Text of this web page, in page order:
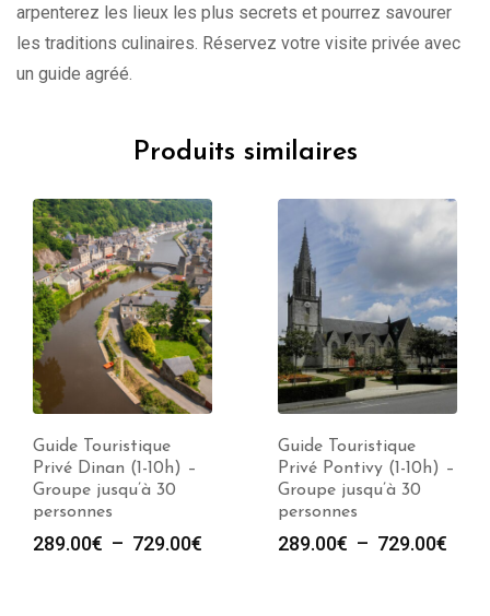
arpenterez les lieux les plus secrets et pourrez savourer
les traditions culinaires. Réservez votre visite privée avec
un guide agréé.
Produits similaires
Guide Touristique
Privé Dinan (1-10h) –
Groupe jusqu’à 30
personnes
289.00€ – 729.00€
Guide Touristique
Privé Pontivy (1-10h) –
Groupe jusqu’à 30
personnes
289.00€ – 729.00€